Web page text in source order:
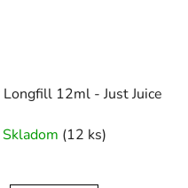
Longfill 12ml - Just Juice
Skladom (12 ks)